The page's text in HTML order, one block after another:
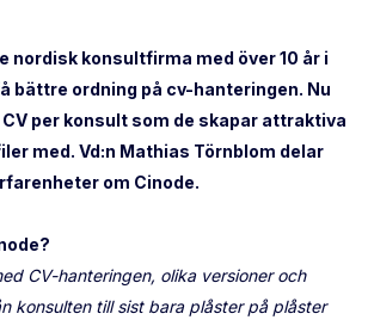
nordisk konsultfirma med över 10 år i
bättre ordning på cv-hanteringen. Nu
per konsult som de skapar attraktiva
med. Vd:n Mathias Törnblom delar
om Cinode.
CV-hanteringen, olika versioner och
konsulten till sist bara plåster på plåster